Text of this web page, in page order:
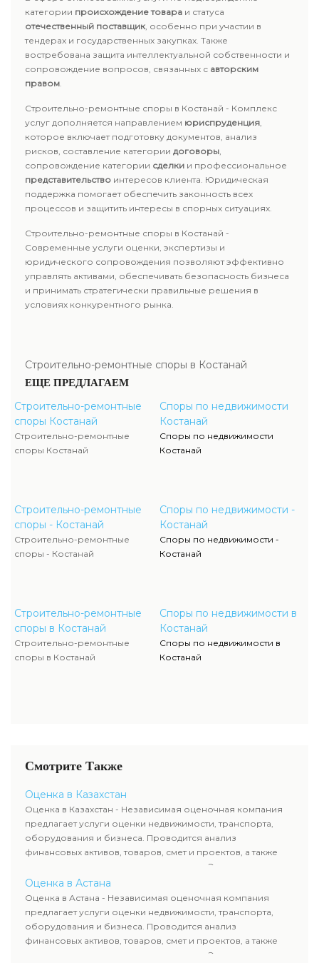
категории происхождение товара и статуса
отечественный поставщик, особенно при участии в
тендерах и государственных закупках. Также
востребована защита интеллектуальной собственности и
сопровождение вопросов, связанных с авторским
правом.
Строительно-ремонтные споры в Костанай - Комплекс
услуг дополняется направлением юриспруденция,
которое включает подготовку документов, анализ
рисков, составление категории договоры,
сопровождение категории сделки и профессиональное
представительство интересов клиента. Юридическая
поддержка помогает обеспечить законность всех
процессов и защитить интересы в спорных ситуациях.
Строительно-ремонтные споры в Костанай -
Современные услуги оценки, экспертизы и
юридического сопровождения позволяют эффективно
управлять активами, обеспечивать безопасность бизнеса
и принимать стратегически правильные решения в
условиях конкурентного рынка.
Строительно-ремонтные споры в Костанай
ЕЩЕ ПРЕДЛАГАЕМ
Строительно-ремонтные
споры Костанай
Строительно-ремонтные
споры Костанай
Строительно-ремонтные
споры - Костанай
Строительно-ремонтные
споры - Костанай
Строительно-ремонтные
споры в Костанай
Строительно-ремонтные
споры в Костанай
Споры по недвижимости
Костанай
Споры по недвижимости
Костанай
Споры по недвижимости -
Костанай
Споры по недвижимости -
Костанай
Споры по недвижимости в
Костанай
Споры по недвижимости в
Костанай
Смотрите Также
Оценка в Казахстан
Оценка в Казахстан - Независимая оценочная компания
предлагает услуги оценки недвижимости, транспорта,
оборудования и бизнеса. Проводится анализ
финансовых активов, товаров, смет и проектов, а также
оценка животных и недропользования. Эксперты
определяют рыночную стоимость имущества и
рассчитывают ущерб. Все отчеты соответствуют
требованиям законодательства и используются для
сделок, кредитования и судебных процессов.
Оценка в Астана
Оценка в Астана - Независимая оценочная компания
предлагает услуги оценки недвижимости, транспорта,
оборудования и бизнеса. Проводится анализ
финансовых активов, товаров, смет и проектов, а также
оценка животных и недропользования. Эксперты